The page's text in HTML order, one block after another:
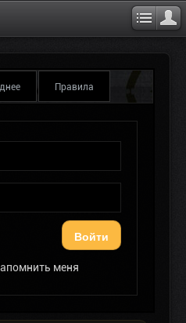
Правила
Войти
меня